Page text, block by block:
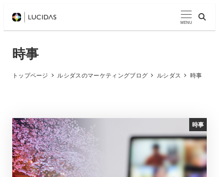
MENU
時事
トップページ ルシダスのマーケティングブログ ルシダス 時事
時事